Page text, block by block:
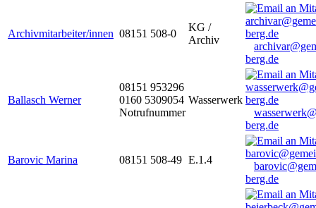
Archivmitarbeiter/innen 08151 508-0
KG /
Archiv
berg.de
Ballasch Werner
08151 953296
0160 5309054
Notrufnummer
Wasserwerk
berg.de
Barovic Marina 08151 508-49 E.1.4
berg.de